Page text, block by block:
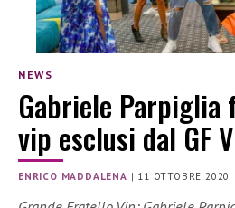
NEWS
Gabriele Parpiglia
vip esclusi dal GF
ENRICO MADDALENA | 11 OTTOBRE 2020